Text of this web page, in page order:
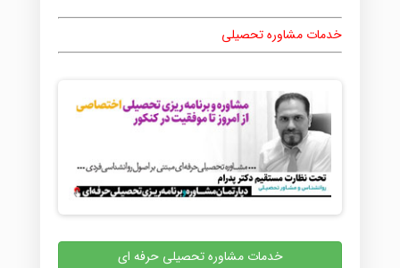
خدمات مشاوره تحصیلی
خدمات مشاوره تحصیلی حرفه ای